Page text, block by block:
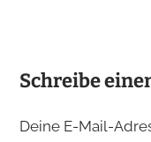
Schreibe
Deine E-Mail-